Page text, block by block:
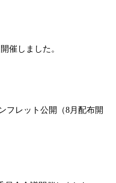
催しました。
フレット公開（8月配布開